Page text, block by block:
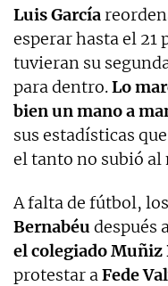
Luis García
esperar hasta el 21
tuvieran su
para dentro.Lo
bien un mano a
sus estadísticas
el tanto no subió al
A falta de fútbol,
Bernabéu después
el colegiado Muñiz
protestar aFede